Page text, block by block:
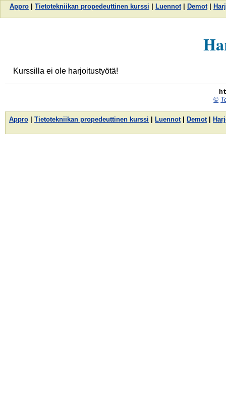
Appro Tietotekniikan propedeuttinen kurssi Luennot| Demot|
Kurssilla ei ole harjoitustyötä!
©
Appro Tietotekniikan propedeuttinen kurssi Luennot Demot